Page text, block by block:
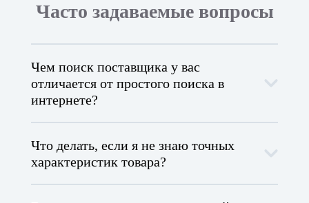
Часто задаваемые вопросы
Чем поиск поставщика у вас
отличается от простого поиска в
интернете?
Что делать, если я не знаю точных
характеристик товара?